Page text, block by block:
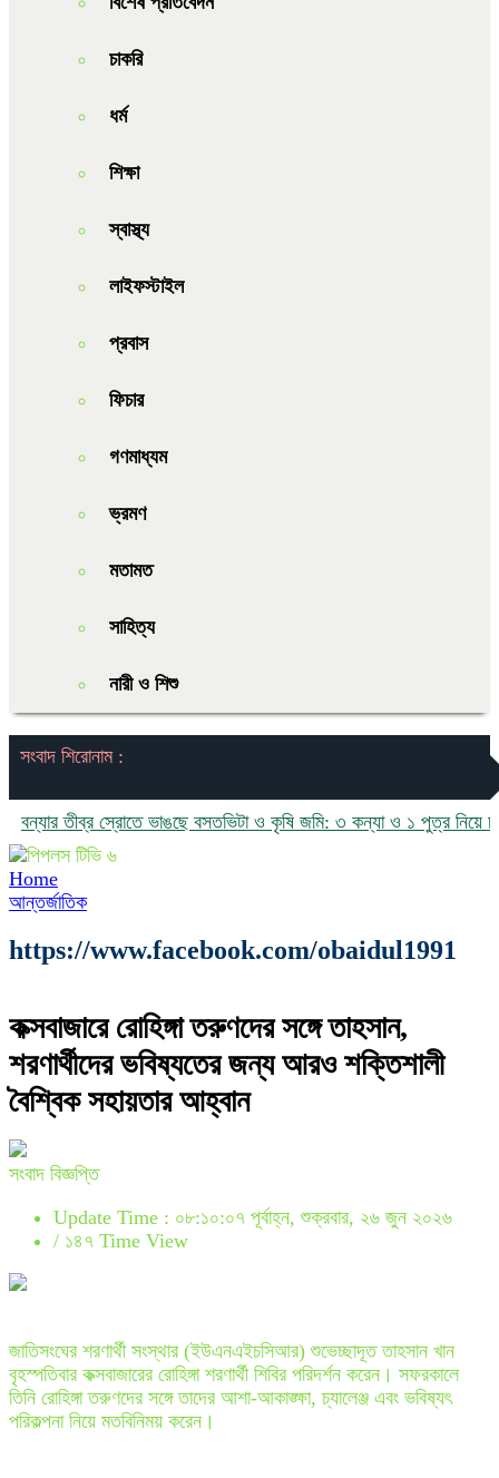
চাকরি
ধর্ম
শিক্ষা
স্বাস্থ্য
লাইফস্টাইল
প্রবাস
ফিচার
গণমাধ্যম
ভ্রমণ
মতামত
সাহিত্য
নারী ও শিশু
সংবাদ শিরোনাম :
তীব্র স্রোতে ভাঙছে বসতভিটা ও কৃষি জমি: ৩ কন্যা ও ১ পুত্র নিয়ে চরম
Home
আন্তর্জাতিক
https://www.facebook.com/obaidul1991
কক্সবাজারে রোহিঙ্গা তরুণদের সঙ্গে তাহসান,
শরণার্থীদের ভবিষ্যতের জন্য আরও শক্তিশালী
বৈশ্বিক সহায়তার আহ্বান
সংবাদ বিজ্ঞপ্তি
Update Time : ০৮:১০:০৭ পূর্বাহ্ন, শুক্রবার, ২৬ জুন ২০২৬
/ ১৪৭ Time View
জাতিসংঘের শরণার্থী সংস্থার (ইউএনএইচসিআর) শুভেচ্ছাদূত তাহসান খান
বৃহস্পতিবার কক্সবাজারের রোহিঙ্গা শরণার্থী শিবির পরিদর্শন করেন। সফরকালে
তিনি রোহিঙ্গা তরুণদের সঙ্গে তাদের আশা-আকাঙ্ক্ষা, চ্যালেঞ্জ এবং ভবিষ্যৎ
পরিকল্পনা নিয়ে মতবিনিময় করেন।